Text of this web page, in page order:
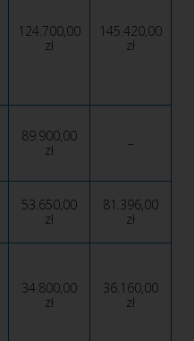
124.700,00
zł
145.420,00
zł
89.900,00
zł
–
53.650,00
zł
81.396,00
zł
34.800,00
zł
36.160,00
zł